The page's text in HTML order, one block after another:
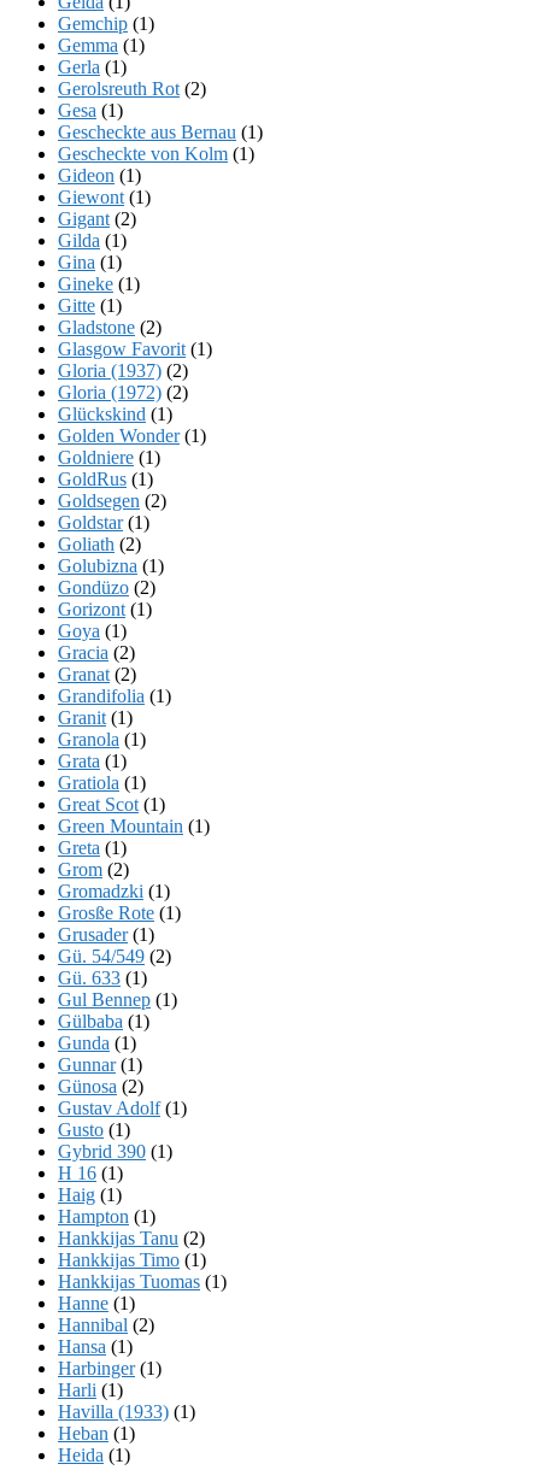
Gemchip (1)
Gemma (1)
Gerla (1)
Gerolsreuth Rot (2)
Gesa (1)
Gescheckte aus Bernau (1)
Gescheckte von Kolm (1)
Gideon (1)
Giewont (1)
Gigant (2)
Gilda (1)
Gina (1)
Gineke (1)
Gitte (1)
Gladstone (2)
Glasgow Favorit (1)
Gloria (1937) (2)
Gloria (1972) (2)
Glückskind (1)
Golden Wonder(1)
Goldniere (1)
GoldRus (1)
Goldsegen (2)
Goldstar(1)
Goliath (2)
Golubizna (1)
Gondüzo (2)
Gorizont (1)
Goya (1)
Gracia (2)
Granat (2)
Grandifolia (1)
Granit (1)
Granola (1)
Grata (1)
Gratiola (1)
Great Scot (1)
Green Mountain (1)
Greta (1)
Grom (2)
Gromadzki (1)
Grosße Rote (1)
Grusader(1)
Gü. 54/549 (2)
Gü. 633 (1)
Gul Bennep (1)
Gülbaba (1)
Gunda (1)
Gunnar(1)
Günosa (2)
Gustav Adolf(1)
Gusto (1)
Gybrid 390 (1)
H 16 (1)
Haig (1)
Hampton (1)
Hankkijas Tanu (2)
Hankkijas Timo (1)
Hankkijas Tuomas (1)
Hanne (1)
Hannibal (2)
Hansa (1)
Harbinger(1)
Harli (1)
Havilla (1933) (1)
Heban (1)
Heida (1)